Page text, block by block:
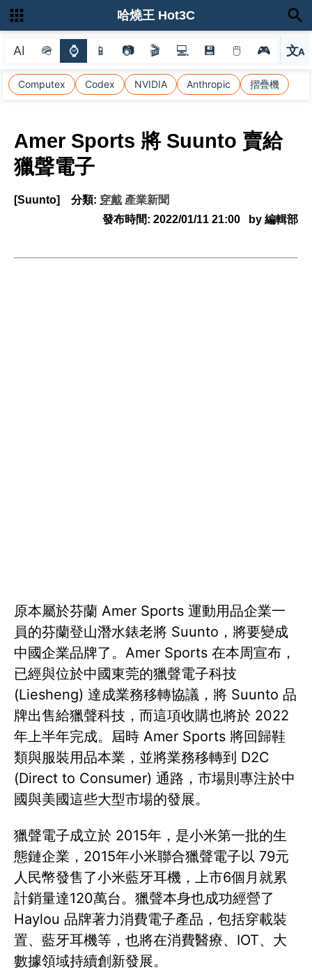
AI 🪖 ⌚ 📱 📷 🎬 💻 💾 🖱 🎮 文A
選
Computex Codex NVIDIA Anthropic 摺疊機
哈燒王 Hot3C
Amer Sports 將 Suunto 賣給
獵聲電子
[Suunto] 分類: 穿戴 產業新聞
發布時間: 2022/01/11 21:00 by 編輯部
原本屬於芬蘭 Amer Sports 運動用品企業一
員的芬蘭登山潛水錶老將 Suunto，將要變成
中國企業品牌了。Amer Sports 在本周宣布，
已經與位於中國東莞的獵聲電子科技
(Liesheng) 達成業務移轉協議，將 Suunto 品
牌出售給獵聲科技，而這項收購也將於 2022
年上半年完成。屆時 Amer Sports 將回歸鞋
類與服裝用品本業，並將業務移轉到 D2C
(Direct to Consumer) 通路，市場則專注於中
國與美國這些大型市場的發展。
獵聲電子成立於 2015年，是小米第一批的生
態鏈企業，2015年小米聯合獵聲電子以 79元
人民幣發售了小米藍牙耳機，上市6個月就累
計銷量達120萬台。獵聲本身也成功經營了
Haylou 品牌著力消費電子產品，包括穿載裝
置、藍牙耳機等，也將在消費醫療、IOT、大
數據領域持續創新發展。